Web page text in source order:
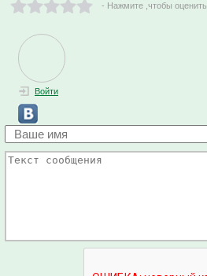
- Нажмите ,чтобы оценить
Войти